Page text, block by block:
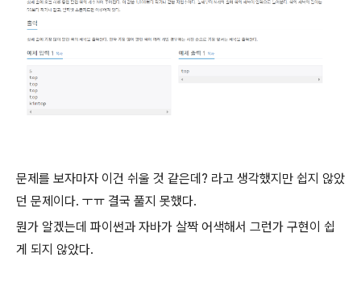
문제를 보자마자 이건 쉬울 것 같은데? 라고 생각했지만 쉽지 않았
던 문제이다. ㅜㅠ 결국 풀지 못했다.
뭔가 알겠는데 파이썬과 자바가 살짝 어색해서 그런가 구현이 쉽
게 되지 않았다.